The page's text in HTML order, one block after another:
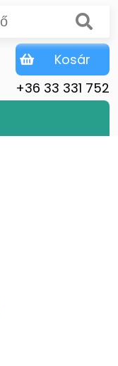
+36 33 331 752
Kosár